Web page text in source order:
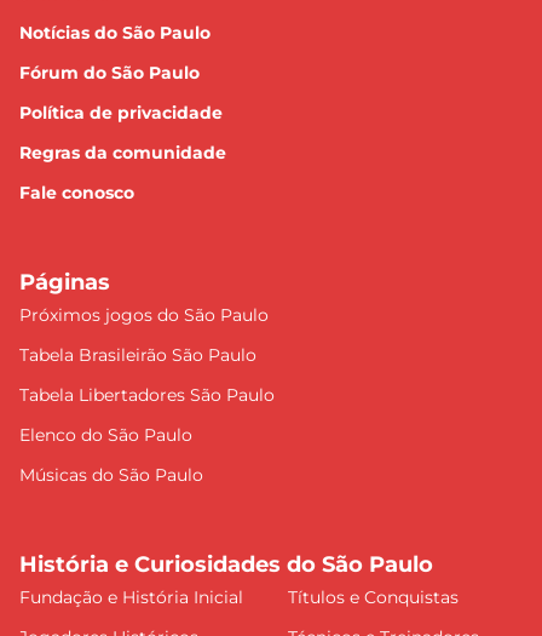
Notícias do São Paulo
Fórum do São Paulo
Política de privacidade
Regras da comunidade
Fale conosco
Páginas
Próximos jogos do São Paulo
Tabela Brasileirão São Paulo
Tabela Libertadores São Paulo
Elenco do São Paulo
Músicas do São Paulo
História e Curiosidades do São Paulo
Fundação e História Inicial
Títulos e Conquistas